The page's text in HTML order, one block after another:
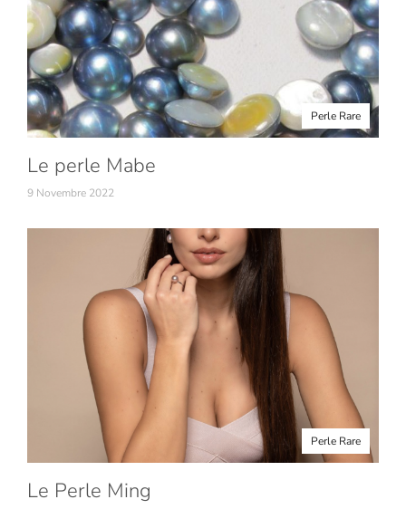
Perle Rare
Le perle Mabe
9 Novembre 2022
Perle Rare
Le Perle Ming